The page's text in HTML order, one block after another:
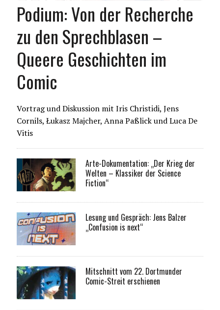
Podium: Von der Recherche
zu den Sprechblasen –
Queere Geschichten im
Comic
Vortrag und Diskussion mit Iris Christidi, Jens
Cornils, Łukasz Majcher, Anna Paßlick und Luca De
Vitis
Arte-Dokumentation: „Der Krieg der
Welten – Klassiker der Science
Fiction“
Lesung und Gespräch: Jens Balzer
„Confusion is next“
Mitschnitt vom 22. Dortmunder
Comic-Streit erschienen